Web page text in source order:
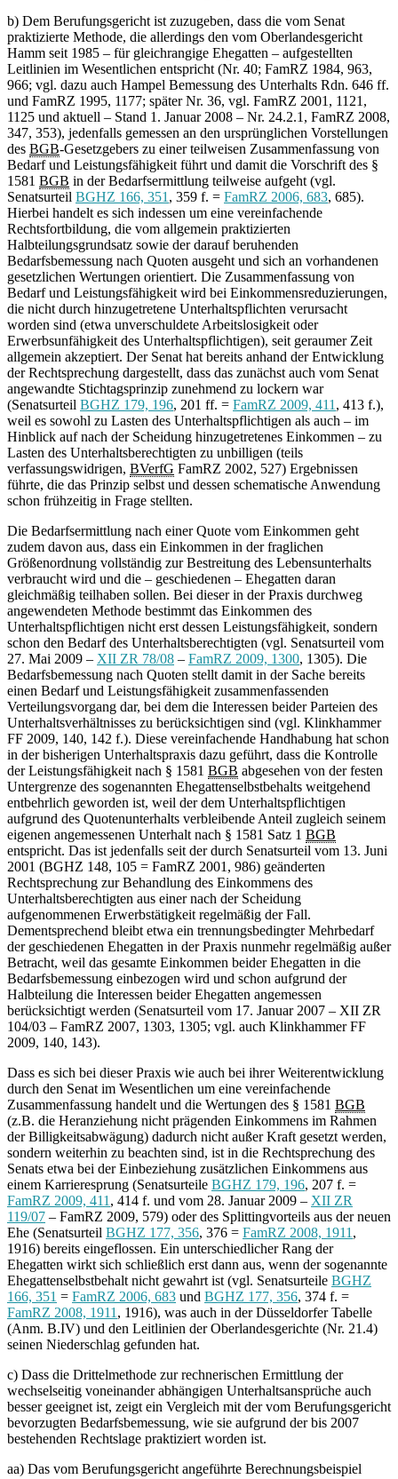
b) Dem Berufungsgericht ist zuzugeben, dass die vom Senat
praktizierte Methode, die allerdings den vom Oberlandesgericht
Hamm seit 1985 – für gleichrangige Ehegatten – aufgestellten
Leitlinien im Wesentlichen entspricht (Nr. 40; FamRZ 1984, 963,
966; vgl. dazu auch Hampel Bemessung des Unterhalts Rdn. 646 ff.
und FamRZ 1995, 1177; später Nr. 36, vgl. FamRZ 2001, 1121,
1125 und aktuell – Stand 1. Januar 2008 – Nr. 24.2.1, FamRZ 2008,
347, 353), jedenfalls gemessen an den ursprünglichen Vorstellungen
des BGB-Gesetzgebers zu einer teilweisen Zusammenfassung von
Bedarf und Leistungsfähigkeit führt und damit die Vorschrift des §
1581 BGB in der Bedarfsermittlung teilweise aufgeht (vgl.
Senatsurteil BGHZ 166, 351, 359 f. = FamRZ 2006, 683, 685).
Hierbei handelt es sich indessen um eine vereinfachende
Rechtsfortbildung, die vom allgemein praktizierten
Halbteilungsgrundsatz sowie der darauf beruhenden
Bedarfsbemessung nach Quoten ausgeht und sich an vorhandenen
gesetzlichen Wertungen orientiert. Die Zusammenfassung von
Bedarf und Leistungsfähigkeit wird bei Einkommensreduzierungen,
die nicht durch hinzugetretene Unterhaltspflichten verursacht
worden sind (etwa unverschuldete Arbeitslosigkeit oder
Erwerbsunfähigkeit des Unterhaltspflichtigen), seit geraumer Zeit
allgemein akzeptiert. Der Senat hat bereits anhand der Entwicklung
der Rechtsprechung dargestellt, dass das zunächst auch vom Senat
angewandte Stichtagsprinzip zunehmend zu lockern war
(Senatsurteil BGHZ 179, 196, 201 ff. = FamRZ 2009, 411, 413 f.),
weil es sowohl zu Lasten des Unterhaltspflichtigen als auch – im
Hinblick auf nach der Scheidung hinzugetretenes Einkommen – zu
Lasten des Unterhaltsberechtigten zu unbilligen (teils
verfassungswidrigen, BVerfG FamRZ 2002, 527) Ergebnissen
führte, die das Prinzip selbst und dessen schematische Anwendung
schon frühzeitig in Frage stellten.
Die Bedarfsermittlung nach einer Quote vom Einkommen geht
zudem davon aus, dass ein Einkommen in der fraglichen
Größenordnung vollständig zur Bestreitung des Lebensunterhalts
verbraucht wird und die – geschiedenen – Ehegatten daran
gleichmäßig teilhaben sollen. Bei dieser in der Praxis durchweg
angewendeten Methode bestimmt das Einkommen des
Unterhaltspflichtigen nicht erst dessen Leistungsfähigkeit, sondern
schon den Bedarf des Unterhaltsberechtigten (vgl. Senatsurteil vom
27. Mai 2009 – XII ZR 78/08 – FamRZ 2009, 1300, 1305). Die
Bedarfsbemessung nach Quoten stellt damit in der Sache bereits
einen Bedarf und Leistungsfähigkeit zusammenfassenden
Verteilungsvorgang dar, bei dem die Interessen beider Parteien des
Unterhaltsverhältnisses zu berücksichtigen sind (vgl. Klinkhammer
FF 2009, 140, 142 f.). Diese vereinfachende Handhabung hat schon
in der bisherigen Unterhaltspraxis dazu geführt, dass die Kontrolle
der Leistungsfähigkeit nach § 1581 BGB abgesehen von der festen
Untergrenze des sogenannten Ehegattenselbstbehalts weitgehend
entbehrlich geworden ist, weil der dem Unterhaltspflichtigen
aufgrund des Quotenunterhalts verbleibende Anteil zugleich seinem
eigenen angemessenen Unterhalt nach § 1581 Satz 1 BGB
entspricht. Das ist jedenfalls seit der durch Senatsurteil vom 13. Juni
2001 (BGHZ 148, 105 = FamRZ 2001, 986) geänderten
Rechtsprechung zur Behandlung des Einkommens des
Unterhaltsberechtigten aus einer nach der Scheidung
aufgenommenen Erwerbstätigkeit regelmäßig der Fall.
Dementsprechend bleibt etwa ein trennungsbedingter Mehrbedarf
der geschiedenen Ehegatten in der Praxis nunmehr regelmäßig außer
Betracht, weil das gesamte Einkommen beider Ehegatten in die
Bedarfsbemessung einbezogen wird und schon aufgrund der
Halbteilung die Interessen beider Ehegatten angemessen
berücksichtigt werden (Senatsurteil vom 17. Januar 2007 – XII ZR
104/03 – FamRZ 2007, 1303, 1305; vgl. auch Klinkhammer FF
2009, 140, 143).
Dass es sich bei dieser Praxis wie auch bei ihrer Weiterentwicklung
durch den Senat im Wesentlichen um eine vereinfachende
Zusammenfassung handelt und die Wertungen des § 1581 BGB
(z.B. die Heranziehung nicht prägenden Einkommens im Rahmen
der Billigkeitsabwägung) dadurch nicht außer Kraft gesetzt werden,
sondern weiterhin zu beachten sind, ist in die Rechtsprechung des
Senats etwa bei der Einbeziehung zusätzlichen Einkommens aus
einem Karrieresprung (Senatsurteile BGHZ 179, 196, 207 f. =
FamRZ 2009, 411, 414 f. und vom 28. Januar 2009 – XII ZR
119/07 – FamRZ 2009, 579) oder des Splittingvorteils aus der neuen
Ehe (Senatsurteil BGHZ 177, 356, 376 = FamRZ 2008, 1911,
1916) bereits eingeflossen. Ein unterschiedlicher Rang der
Ehegatten wirkt sich schließlich erst dann aus, wenn der sogenannte
Ehegattenselbstbehalt nicht gewahrt ist (vgl. Senatsurteile BGHZ
166, 351 = FamRZ 2006, 683 und BGHZ 177, 356, 374 f. =
FamRZ 2008, 1911, 1916), was auch in der Düsseldorfer Tabelle
(Anm. B.IV) und den Leitlinien der Oberlandesgerichte (Nr. 21.4)
seinen Niederschlag gefunden hat.
c) Dass die Drittelmethode zur rechnerischen Ermittlung der
wechselseitig voneinander abhängigen Unterhaltsansprüche auch
besser geeignet ist, zeigt ein Vergleich mit der vom Berufungsgericht
bevorzugten Bedarfsbemessung, wie sie aufgrund der bis 2007
bestehenden Rechtslage praktiziert worden ist.
aa) Das vom Berufungsgericht angeführte Berechnungsbeispiel